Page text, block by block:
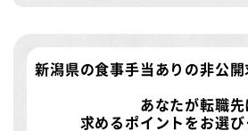
新潟県の食事手当ありの非公開
あなたが転職先
求めるポイントをお選び